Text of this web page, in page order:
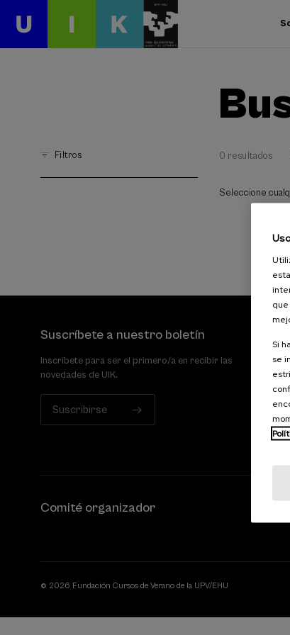
Filtros 0 resultados
Seleccione
Suscríbete a nuestro boletín
Inscríbete para ser el primero/a en recibir las
novedades de UIK.
Suscribirse
Comité organizador
© 2026 Fundación Cursos de Verano de la UPV/EHU
Si
se